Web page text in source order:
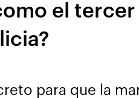
el
para que la